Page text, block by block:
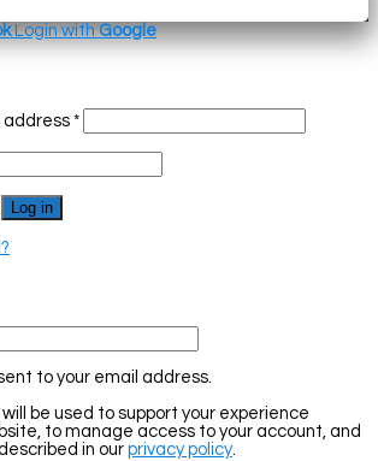
Login withGoogle
address *
Log in
to your email address.
be used to support your experience
to manage access to your account, and
in our privacy policy.